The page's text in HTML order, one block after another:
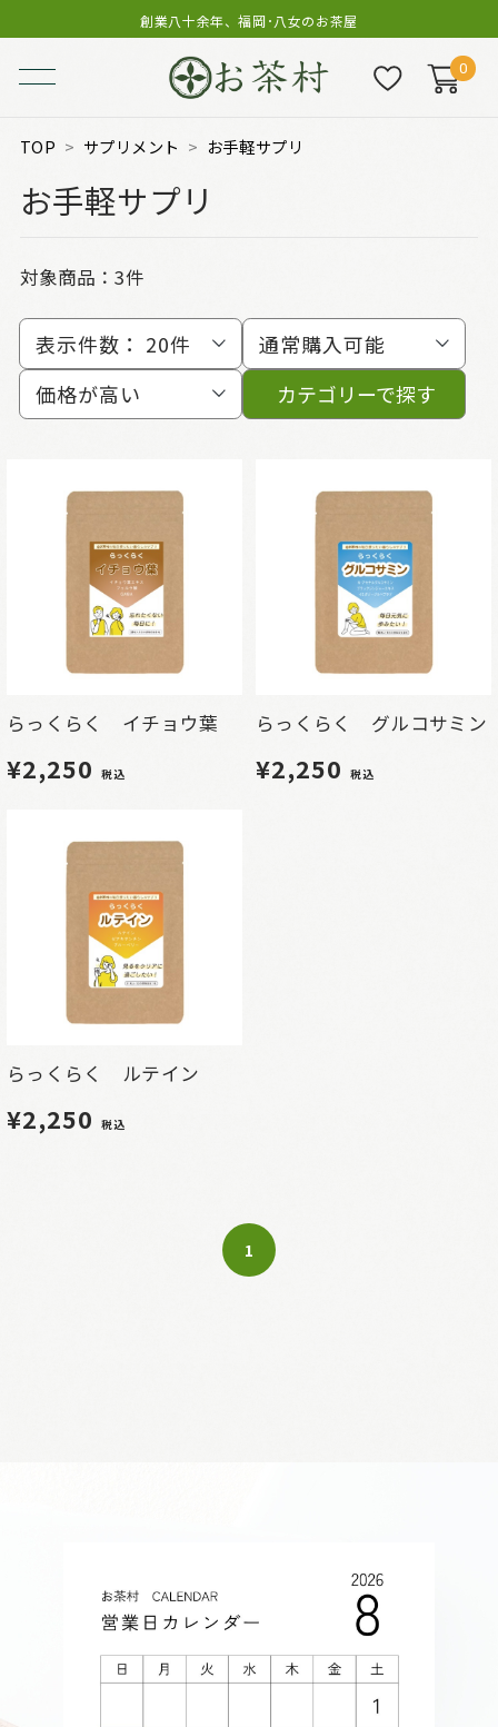
創業八十余年、福岡･八女のお茶屋
0
TOP サプリメント お手軽サプリ
お手軽サプリ
対象商品： 3件
表示件数： 20件
通常購入可能
価格が高い
カテゴリーで探す
らっくらく イチョウ葉
¥2,250 税込
らっくらく グルコサミン
¥2,250 税込
らっくらく ルテイン
¥2,250 税込
1